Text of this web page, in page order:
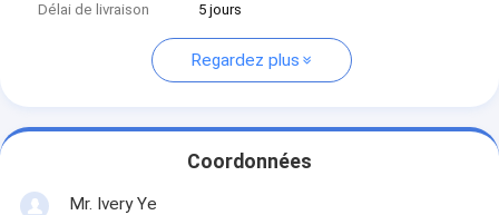
Délai de livraison
5 jours
Regardez plus
Coordonnées
Mr. Ivery Ye